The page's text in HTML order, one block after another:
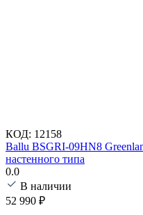
КОД: 12158
Ballu BSGRI-09HN8
настенного типа
0.0
В наличии
52 990 ₽